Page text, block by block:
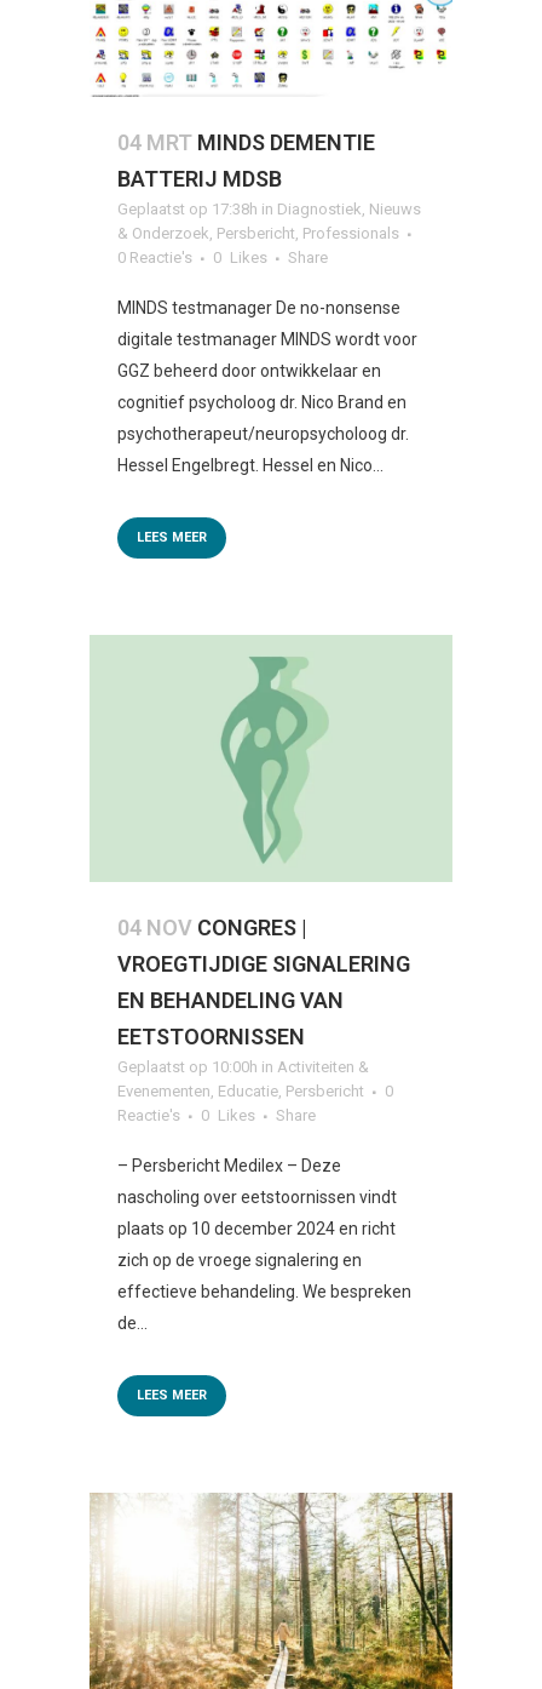
04 MRT MINDS DEMENTIE
BATTERIJ MDSB
Geplaatst op 17:38h in Diagnostiek Nieuws
& Onderzoek Persbericht Professionals
0 Reactie's
0 Likes Share
MINDS testmanager De no-nonsense
digitale testmanager MINDS wordt voor
GGZ beheerd door ontwikkelaar en
cognitief psycholoog dr. Nico Brand en
psychotherapeut/neuropsycholoog dr.
Hessel Engelbregt. Hessel en Nico...
LEES MEER
04 NOV CONGRES |
VROEGTIJDIGE SIGNALERING
EN BEHANDELING VAN
EETSTOORNISSEN
Geplaatst op 10:00h in Activiteiten &
Evenementen, Educatie, Persbericht
0
Reactie's
0 Likes Share
– Persbericht Medilex – Deze
nascholing over eetstoornissen vindt
plaats op 10 december 2024 en richt
zich op de vroege signalering en
effectieve behandeling. We bespreken
de...
LEES MEER